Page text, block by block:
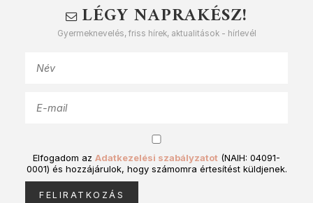
LÉGY NAPRAKÉSZ!
Gyermeknevelés, friss hírek, aktualitások - hírlevél
Elfogadom az Adatkezelési szabályzatot (NAIH: 04091-
0001) és hozzájárulok, hogy számomra értesítést küldjenek.